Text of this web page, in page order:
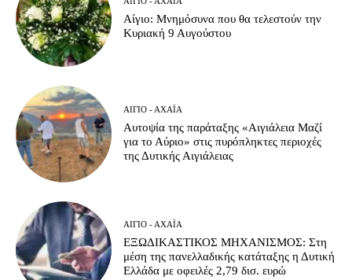
Αίγιο: Μνημόσυνα που θα τελεστούν την
Κυριακή 9 Αυγούστου
ΑΊΓΙΟ - ΑΧΑΪ́Α
Αυτοψία της παράταξης «Αιγιάλεια Μαζί
για το Αύριο» στις πυρόπληκτες περιοχές
της Δυτικής Αιγιάλειας
ΑΊΓΙΟ - ΑΧΑΪ́Α
ΕΞΩΔΙΚΑΣΤΙΚΟΣ ΜΗΧΑΝΙΣΜΟΣ: Στη
μέση της πανελλαδικής κατάταξης η Δυτική
Ελλάδα με οφειλές 2,79 δισ. ευρώ